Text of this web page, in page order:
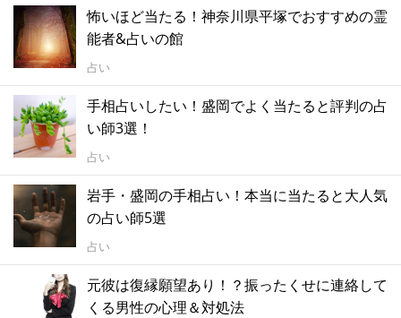
怖いほど当たる！神奈川県平塚でおすすめの霊
能者&占いの館
占い
手相占いしたい！盛岡でよく当たると評判の占
い師3選！
占い
岩手・盛岡の手相占い！本当に当たると大人気
の占い師5選
占い
元彼は復縁願望あり！？振ったくせに連絡して
くる男性の心理＆対処法